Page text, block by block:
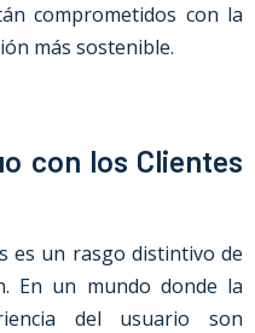
comprometidos con la
más sostenible.
con los Clientes
es un rasgo distintivo de
En un mundo donde la
del usuario son